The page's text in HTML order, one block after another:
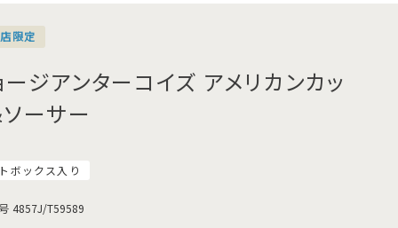
限定
ージアンターコイズ アメリカンカッ
ーサー
ボックス入り
4857J/T59589